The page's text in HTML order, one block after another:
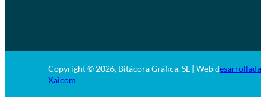
Copyright © 2026, Bitácora Gráfica, SL | Web desarrollada
Xaicom